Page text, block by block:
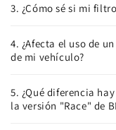
3. ¿Cómo sé si mi
4. ¿Afecta el uso de
de mi vehículo?
5. ¿Qué diferencia
la versión "Race" de